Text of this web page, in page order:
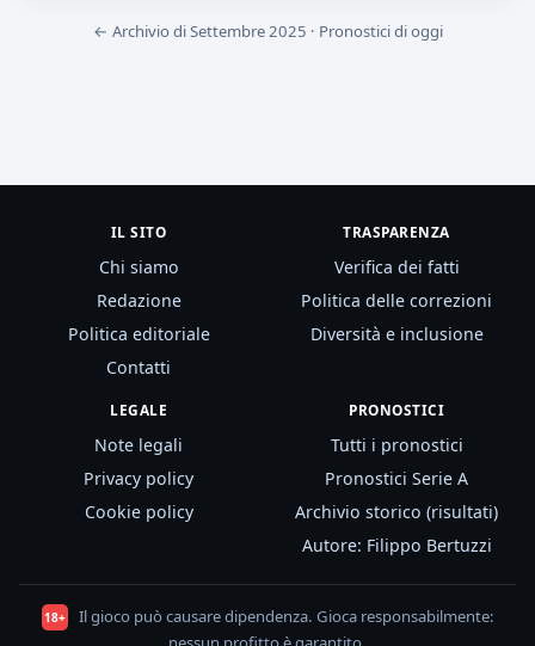
← Archivio di Settembre 2025 · Pronostici di oggi
IL SITO
Chi siamo
Redazione
Politica editoriale
Contatti
TRASPARENZA
Verifica dei fatti
Politica delle correzioni
Diversità e inclusione
LEGALE
Note legali
Privacy policy
Cookie policy
PRONOSTICI
Tutti i pronostici
Pronostici Serie A
Archivio storico (risultati)
Autore: Filippo Bertuzzi
18+
Il gioco può causare dipendenza. Gioca responsabilmente: